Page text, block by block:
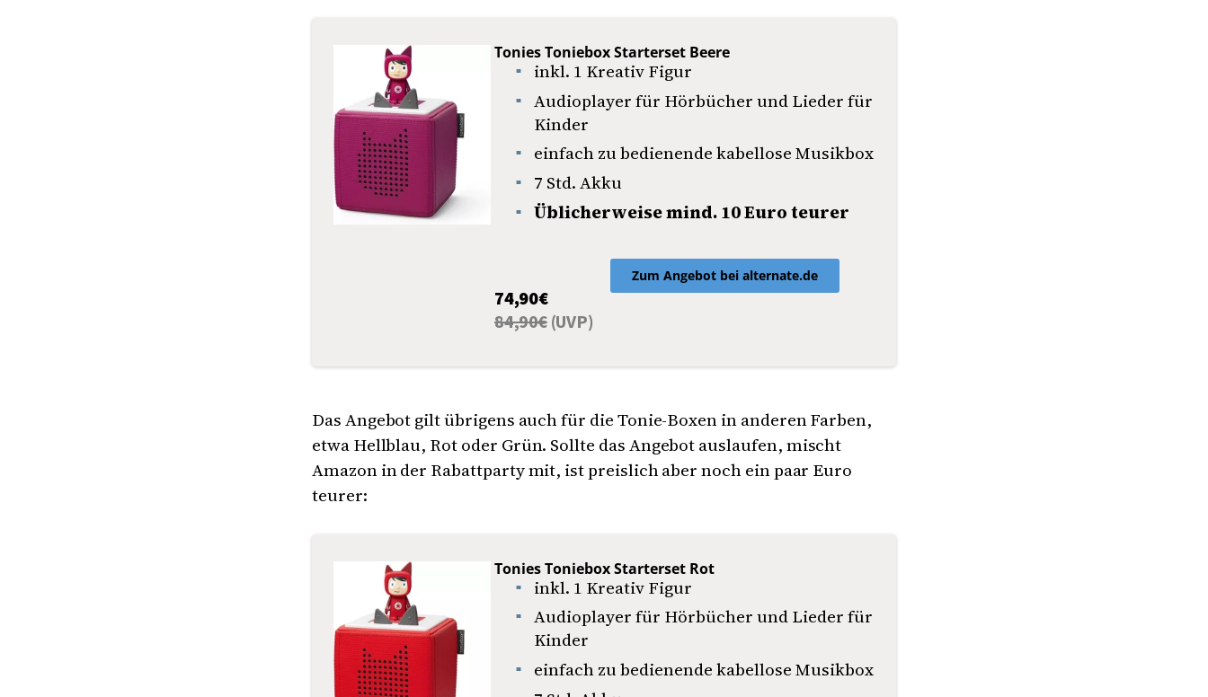
Tonies Toniebox Starterset Beere
inkl. 1 Kreativ Figur
Audioplayer für Hörbücher und Lieder für
Kinder
einfach zu bedienende kabellose Musikbox
7 Std. Akku
Üblicherweise mind. 10 Euro teurer
74,90€
84,90€(UVP)
Zum Angebot bei alternate.de
Das Angebot gilt übrigens auch für die Tonie-Boxen in anderen Farben,
etwaHellblau, Rotoder Grün. Sollte das Angebot auslaufen, mischt
Amazon in der Rabattparty mit, ist preislich aber noch ein paar Euro
teurer:
Tonies Toniebox Starterset Rot
inkl. 1 Kreativ Figur
Audioplayer für Hörbücher und Lieder für
Kinder
einfach zu bedienende kabellose Musikbox